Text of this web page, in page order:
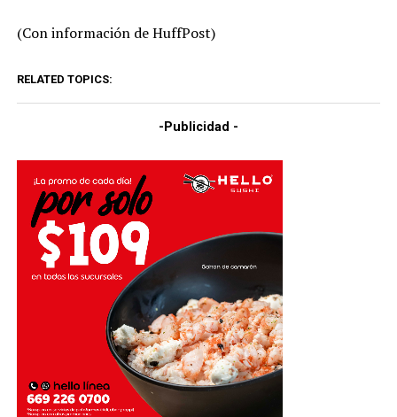
(Con información de HuffPost)
RELATED TOPICS:
-Publicidad -